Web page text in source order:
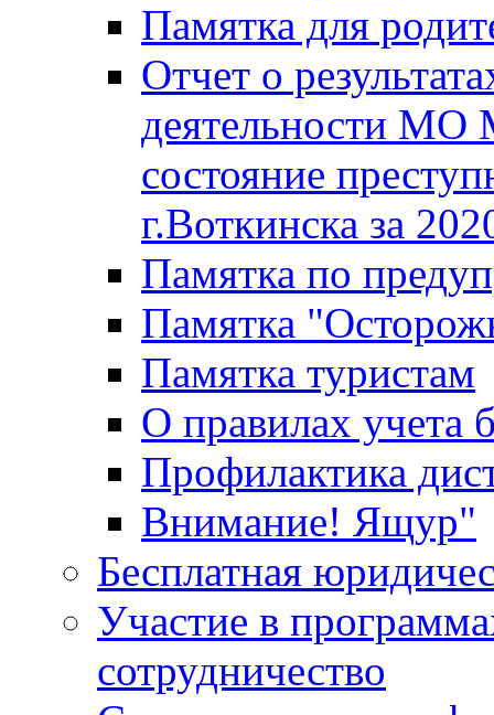
Памятка для
Отчет о
деятельности МО
состояние
г.Воткинска за
Памятка по
Памятка
Памятка туристам
О правилах учета
Профилактика
Внимание! Ящур"
Бесплатная
Участие в
сотрудничество